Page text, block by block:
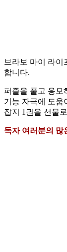
브라보 마이 라이
합니다.
퍼즐을 풀고 응모
기능 자극에 도움
잡지 1권을 선물
독자 여러분의 많